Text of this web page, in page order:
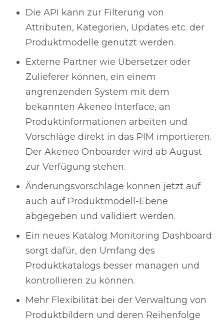
Die API kann zur Filterung von
Attributen, Kategorien, Updates etc. der
Produktmodelle genutzt werden.
Externe Partner wie Übersetzer oder
Zulieferer können, ein einem
angrenzenden System mit dem
bekannten Akeneo Interface, an
Produktinformationen arbeiten und
Vorschläge direkt in das PIM importieren.
Der Akeneo Onboarder wird ab August
zur Verfügung stehen.
Änderungsvorschläge können jetzt auf
auch auf Produktmodell-Ebene
abgegeben und validiert werden.
Ein neues Katalog Monitoring Dashboard
sorgt dafür, den Umfang des
Produktkatalogs besser managen und
kontrollieren zu können.
Mehr Flexibilität bei der Verwaltung von
Produktbildern und deren Reihenfolge